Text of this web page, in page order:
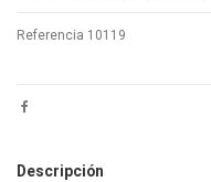
Referencia 10119
Descripción